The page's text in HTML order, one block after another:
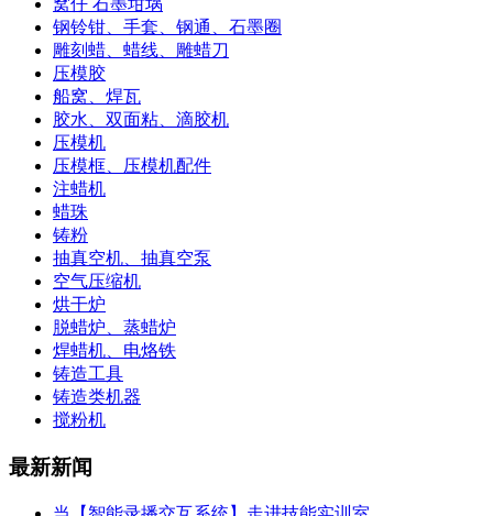
窝仔 石墨坩埚
钢铃钳、手套、钢通、石墨圈
雕刻蜡、蜡线、雕蜡刀
压模胶
船窝、焊瓦
胶水、双面粘、滴胶机
压模机
压模框、压模机配件
注蜡机
蜡珠
铸粉
抽真空机、抽真空泵
空气压缩机
烘干炉
脱蜡炉、蒸蜡炉
焊蜡机、电烙铁
铸造工具
铸造类机器
搅粉机
最新新闻